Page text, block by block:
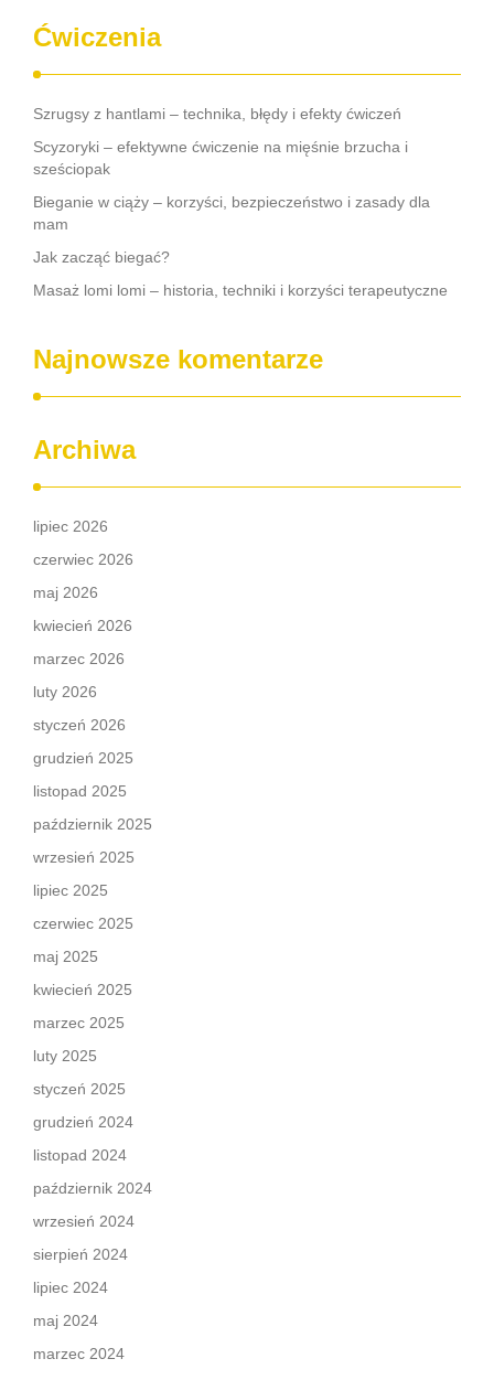
Ćwiczenia
Szrugsy z hantlami – technika, błędy i efekty ćwiczeń
Scyzoryki – efektywne ćwiczenie na mięśnie brzucha i
sześciopak
Bieganie w ciąży – korzyści, bezpieczeństwo i zasady dla
mam
Jak zacząć biegać?
Masaż lomi lomi – historia, techniki i korzyści terapeutyczne
Najnowsze komentarze
Archiwa
lipiec 2026
czerwiec 2026
maj 2026
kwiecień 2026
marzec 2026
luty 2026
styczeń 2026
grudzień 2025
listopad 2025
październik 2025
wrzesień 2025
lipiec 2025
czerwiec 2025
maj 2025
kwiecień 2025
marzec 2025
luty 2025
styczeń 2025
grudzień 2024
listopad 2024
październik 2024
wrzesień 2024
sierpień 2024
lipiec 2024
maj 2024
marzec 2024